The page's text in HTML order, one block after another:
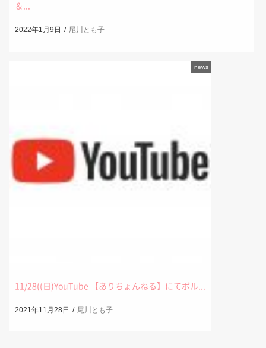
＆...
2022年1月9日 尾川とも子
news
11/28((日)YouTube 【ありちょんねる】にてボル...
2021年11月28日 尾川とも子